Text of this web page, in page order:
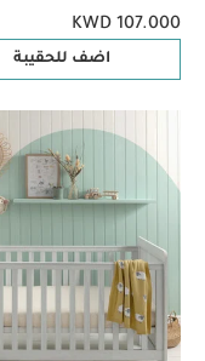
KWD 107.000
اضف للحقيبة